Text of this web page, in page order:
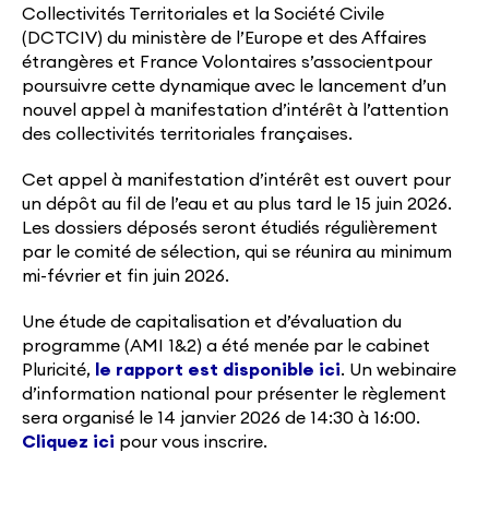
Collectivités Territoriales et la Société Civile
(DCTCIV) du ministère de l’Europe et des Affaires
étrangères et France Volontaires s’associentpour
poursuivre cette dynamique avec le lancement d’un
nouvel appel à manifestation d’intérêt à l’attention
des collectivités territoriales françaises.
Cet appel à manifestation d’intérêt est ouvert pour
un dépôt au fil de l’eau et au plus tard le 15 juin 2026.
Les dossiers déposés seront étudiés régulièrement
par le comité de sélection, qui se réunira au minimum
mi-février et fin juin 2026.
Une étude de capitalisation et d’évaluation du
programme (AMI 1&2) a été menée par le cabinet
Pluricité,
le rapport est disponible ici. Un webinaire
d’information national pour présenter le règlement
sera organisé le 14 janvier 2026 de 14:30 à 16:00.
Cliquez ici pour vous inscrire.